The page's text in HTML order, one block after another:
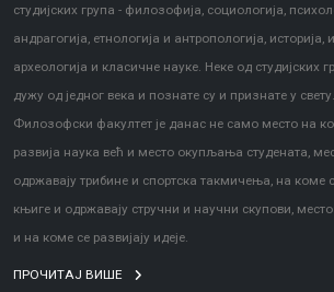
студијских група - филозофија, социологија,
андрагогија, етнологија и антропологија, историја,
археологија и класичне науке. Неке од студијских
дужу од једног века и познате су и признате у свету.
Филозофски факултет је данас не само место на
развија наука већ и место окупљања студената,
одржавају трибине и спортска такмичења, на коме
књиге и одржавају стручни и научни скупови,
и на коме се развијају идеје.
ПРОЧИТАЈ ВИШЕ